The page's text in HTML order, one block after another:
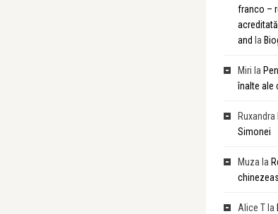
franco –
and la
Miri la
înalte ale
Ruxandra
Simonei
Muza la
Alice T la